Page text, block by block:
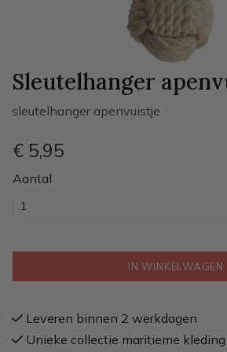
Sleutelhanger
sleutelhanger apenvuistje
€ 5,95
Aantal
IN WINKELWAGEN
Leveren binnen 2 werkdagen
Unieke collectie maritieme kleding